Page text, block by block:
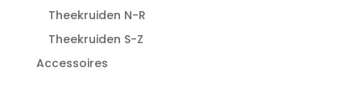
Theekruiden N-R
Theekruiden S-Z
Accessoires